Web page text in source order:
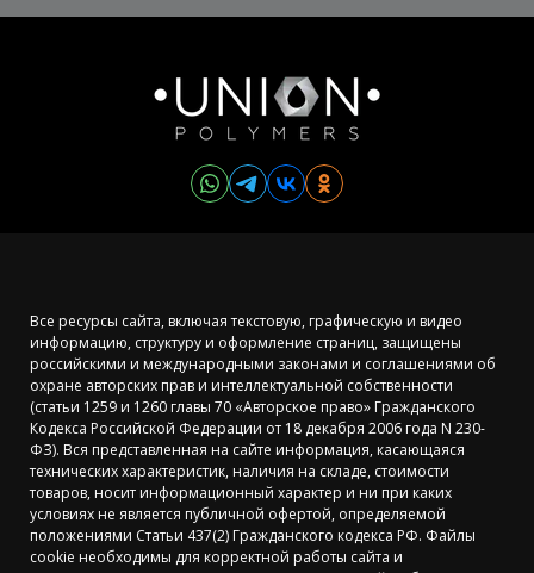
Все ресурсы сайта, включая текстовую, графическую и видео
информацию, структуру и оформление страниц, защищены
российскими и международными законами и соглашениями об
охране авторских прав и интеллектуальной собственности
(статьи 1259 и 1260 главы 70 «Авторское право» Гражданского
Кодекса Российской Федерации от 18 декабря 2006 года N 230-
ФЗ). Вся представленная на сайте информация, касающаяся
технических характеристик, наличия на складе, стоимости
товаров, носит информационный характер и ни при каких
условиях не является публичной офертой, определяемой
положениями Статьи 437(2) Гражданского кодекса РФ. Файлы
cookie необходимы для корректной работы сайта и